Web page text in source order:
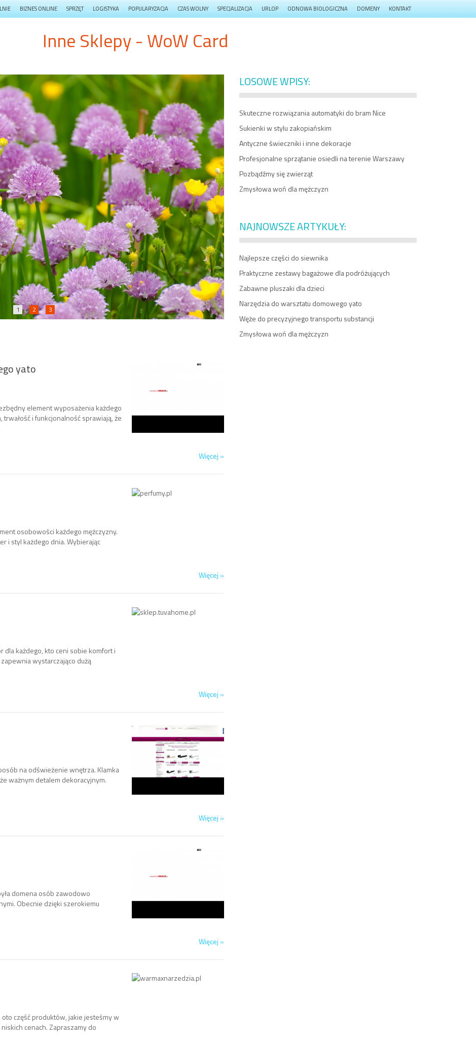
BIZNES ONLINE SPRZĘT LOGISTYKA POPULARYZACJA CZAS WOLNY SPECJALIZACJA URLOP ODNOWA BIOLOGICZNA DOMENY KONTAKT
Inne Sklepy - WoW Card
1 2 3
yato
element wyposażenia każdego
i funkcjonalność sprawiają, że
Więcej »
osobowości każdego mężczyzny.
i styl każdego dnia. Wybierając
Więcej »
dla każdego, kto ceni sobie komfort i
wystarczająco dużą
Więcej »
na odświeżenie wnętrza. Klamka
ważnym detalem dekoracyjnym.
Więcej »
domena osób zawodowo
Obecnie dzięki szerokiemu
Więcej »
część produktów, jakie jesteśmy w
cenach. Zapraszamy do
LOSOWE WPISY:
Skuteczne rozwiązania automatyki do bram Nice
Sukienki w stylu zakopiańskim
Antyczne świeczniki i inne dekoracje
Profesjonalne sprzątanie osiedli na terenie Warszawy
Pozbądźmy się zwierząt
Zmysłowa woń dla mężczyzn
NAJNOWSZE ARTYKUŁY:
Najlepsze części do siewnika
Praktyczne zestawy bagażowe dla podróżujących
Zabawne pluszaki dla dzieci
Narzędzia do warsztatu domowego yato
Węże do precyzyjnego transportu substancji
Zmysłowa woń dla mężczyzn